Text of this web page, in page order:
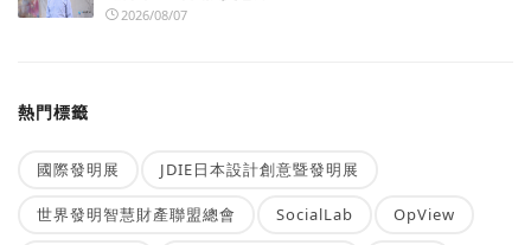
2026/08/07
熱門標籤
國際發明展 JDIE日本設計創意暨發明展
世界發明智慧財產聯盟總會 SocialLab OpView